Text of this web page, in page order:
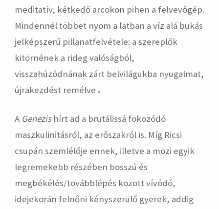
meditatív, kétkedő arcokon pihen a felvevőgép.
Mindennél többet nyom a latban a víz alá bukás
jelképszerű pillanatfelvétele: a szereplők
kitörnének a rideg valóságból,
visszahúzódnának zárt belvilágukba nyugalmat,
újrakezdést remélve .
A Genezishírt ad a brutálissá fokozódó
maszkulinitásról, az erőszakról is. Míg Ricsi
csupán szemlélője ennek, illetve a mozi egyik
legremekebb részében bosszú és
megbékélés/továbblépés között vívódó,
idejekorán felnőni kényszerülő gyerek, addig